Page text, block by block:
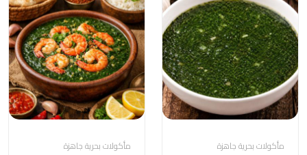
مأكولات بحرية جاهزة مأكولات بحرية جاهزة